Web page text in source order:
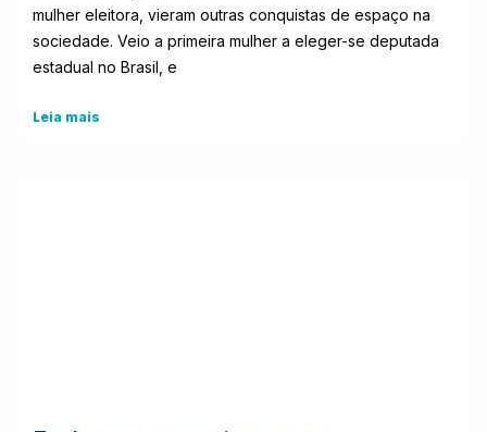
mulher eleitora, vieram outras conquistas de espaço na
sociedade. Veio a primeira mulher a eleger-se deputada
estadual no Brasil, e
Leia mais